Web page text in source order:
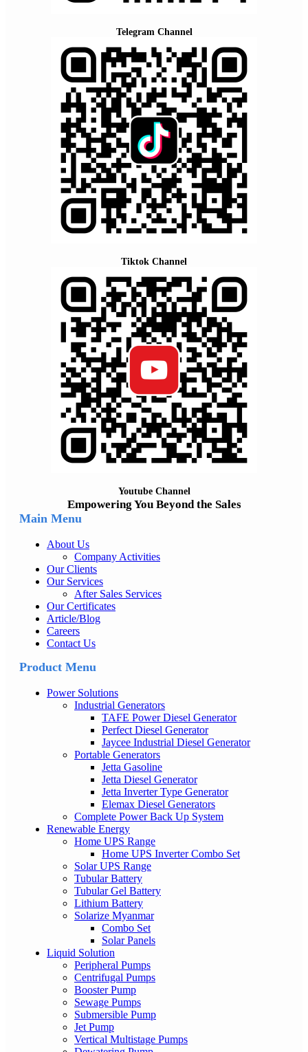
Telegram Channel
Tiktok Channel
Youtube Channel
Empowering You Beyond the Sales
Main Menu
About Us
Company Activities
Our Clients
Our Services
After Sales Services
Our Certificates
Article/Blog
Careers
Contact Us
Product Menu
Power Solutions
Industrial Generators
TAFE Power Diesel Generator
Perfect Diesel Generator
Jaycee Industrial Diesel Generator
Portable Generators
Jetta Gasoline
Jetta Diesel Generator
Jetta Inverter Type Generator
Elemax Diesel Generators
Complete Power Back Up System
Renewable Energy
Home UPS Range
Home UPS Inverter Combo Set
Solar UPS Range
Tubular Battery
Tubular Gel Battery
Lithium Battery
Solarize Myanmar
Combo Set
Solar Panels
Liquid Solution
Peripheral Pumps
Centrifugal Pumps
Booster Pump
Sewage Pumps
Submersible Pump
Jet Pump
Vertical Multistage Pumps